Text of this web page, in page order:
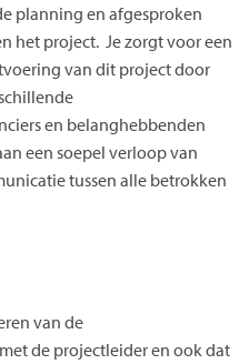
planning en afgesproken
het project. Je zorgt voor een
van dit project door
en belanghebbenden
een soepel verloop van
tussen alle betrokken
van de
de projectleider en ook dat